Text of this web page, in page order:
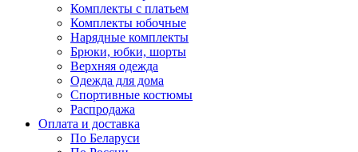
Комплекты с платьем
Комплекты юбочные
Нарядные комплекты
Брюки, юбки, шорты
Верхняя одежда
Одежда для дома
Спортивные костюмы
Распродажа
Оплата и доставка
По Беларуси